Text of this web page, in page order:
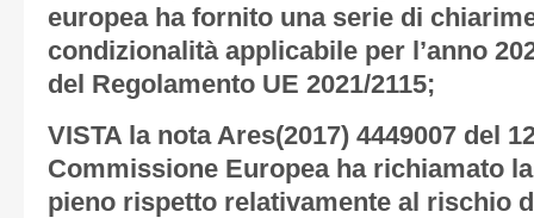
europea ha fornito una serie di
condizionalità applicabile per l’anno
del Regolamento UE 2021/2115;
VISTA la nota Ares(2017) 4449007 del
Commissione Europea ha richiamato
pieno rispetto relativamente al rischio